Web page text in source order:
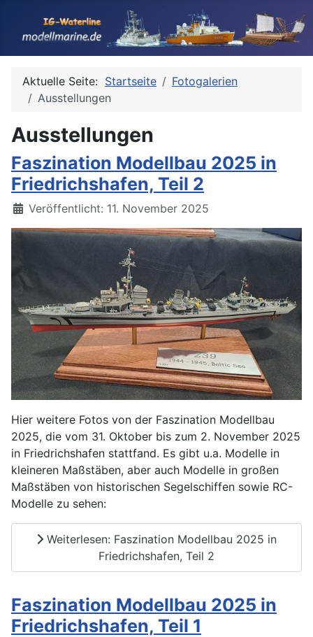
Aktuelle Seite: Startseite
Fotogalerien
Ausstellungen
Ausstellungen
Faszination Modellbau 2025 in
Friedrichshafen, Teil 2
Details
Veröffentlicht: 11. November 2025
Hier weitere Fotos von der Faszination Modellbau
2025, die vom 31. Oktober bis zum 2. November 2025
in Friedrichshafen stattfand. Es gibt u.a. Modelle in
kleineren Maßstäben, aber auch Modelle in großen
Maßstäben von historischen Segelschiffen sowie RC-
Modelle zu sehen:
Weiterlesen: Faszination Modellbau 2025 in
Friedrichshafen, Teil 2
Faszination Modellbau 2025 in
Friedrichshafen, Teil 1